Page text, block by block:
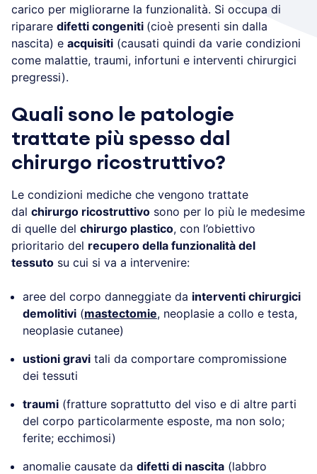
carico per migliorarne la funzionalità. Si occupa di
riparare difetti congeniti (cioè presenti sin dalla
nascita) e acquisiti (causati quindi da varie condizioni
come malattie, traumi, infortuni e interventi chirurgici
pregressi).
Quali sono le patologie
trattate più spesso dal
chirurgo ricostruttivo?
Le condizioni mediche che vengono trattate
dal chirurgo ricostruttivo sono per lo più le medesime
di quelle del chirurgo plastico, con l’obiettivo
prioritario del recupero della funzionalità del
tessuto su cui si va a intervenire:
aree del corpo danneggiate da interventi chirurgici
demolitivi (mastectomie, neoplasie a collo e testa,
neoplasie cutanee)
ustioni gravi tali da comportare compromissione
dei tessuti
traumi (fratture soprattutto del viso e di altre parti
del corpo particolarmente esposte, ma non solo;
ferite; ecchimosi)
anomalie causate da difetti di nascita (labbro